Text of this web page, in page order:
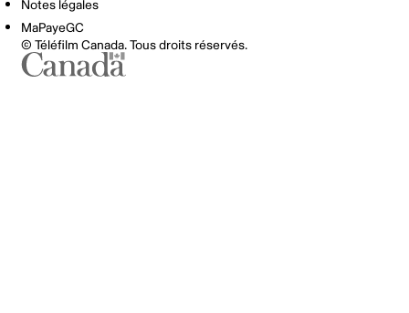
Notes légales
MaPayeGC
© Téléfilm Canada. Tous droits réservés.